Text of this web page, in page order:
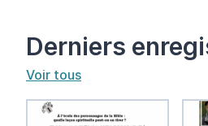
Derniers
Voir tous